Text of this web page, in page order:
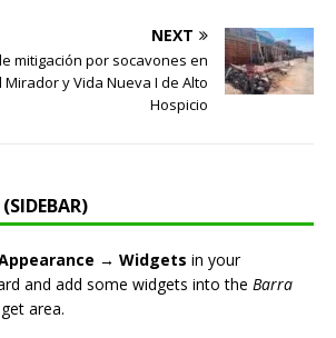
NEXT
mitigación por socavones en
y Vida Nueva I de Alto
Hospicio
→ Widgets in your
and add some widgets into the Barra
area.